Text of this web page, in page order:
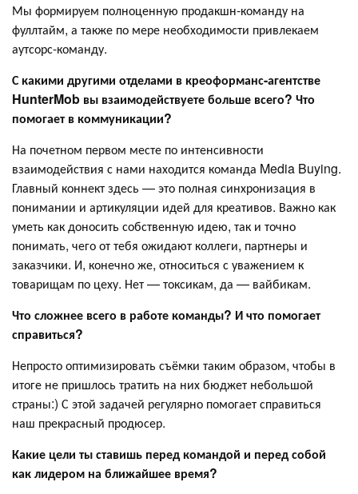
Мы формируем полноценную продакшн-команду на
фуллтайм, а также по мере необходимости привлекаем
аутсорс-команду.
С какими другими отделами в креоформанс-агентстве
HunterMob вы взаимодействуете больше всего? Что
помогает в коммуникации?
На почетном первом месте по интенсивности
взаимодействия с нами находится команда Media Buying.
Главный коннект здесь — это полная синхронизация в
понимании и артикуляции идей для креативов. Важно как
уметь как доносить собственную идею, так и точно
понимать, чего от тебя ожидают коллеги, партнеры и
заказчики. И, конечно же, относиться с уважением к
товарищам по цеху. Нет — токсикам, да — вайбикам.
Что сложнее всего в работе команды? И что помогает
справиться?
Непросто оптимизировать съёмки таким образом, чтобы в
итоге не пришлось тратить на них бюджет небольшой
страны:) С этой задачей регулярно помогает справиться
наш прекрасный продюсер.
Какие цели ты ставишь перед командой и перед собой
как лидером на ближайшее время?